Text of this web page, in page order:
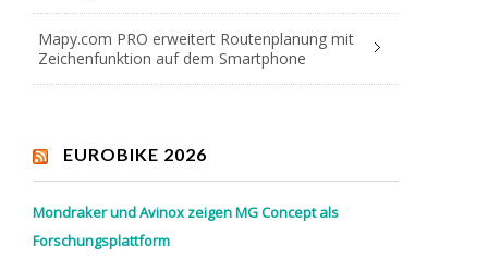
Mapy.com PRO erweitert Routenplanung mit
Zeichenfunktion auf dem Smartphone
EUROBIKE 2026
Mondraker und Avinox zeigen MG Concept als
Forschungsplattform